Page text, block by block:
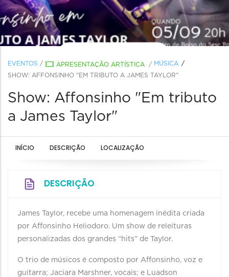
EVENTOS / APRESENTAÇÃO ARTÍSTICA / MÚSICA
SHOW: AFFONSINHO "EM TRIBUTO A JAMES TAYLOR"
Show: Affonsinho "Em tributo
a James Taylor"
INÍCIO DESCRIÇÃO LOCALIZAÇÃO
DESCRIÇÃO
James Taylor, recebe uma homenagem inédita criada
por Affonsinho Heliodoro. Um show de releituras
personalizadas dos grandes “hits” de Taylor.
O trio de músicos é composto por Affonsinho, voz e
guitarra; Jaciara Marshner, vocais; e Luadson